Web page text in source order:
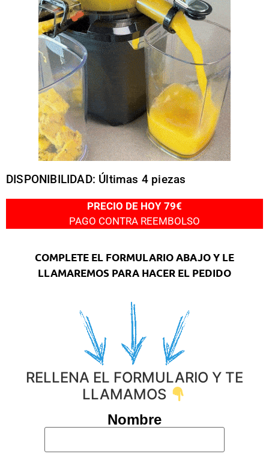
DISPONIBILIDAD: Últimas 4 piezas
PRECIO DE HOY 79€
PAGO CONTRA REEMBOLSO
COMPLETE EL FORMULARIO ABAJO Y LE
LLAMAREMOS PARA HACER EL PEDIDO
RELLENA EL FORMULARIO Y TE
LLAMAMOS
Nombre